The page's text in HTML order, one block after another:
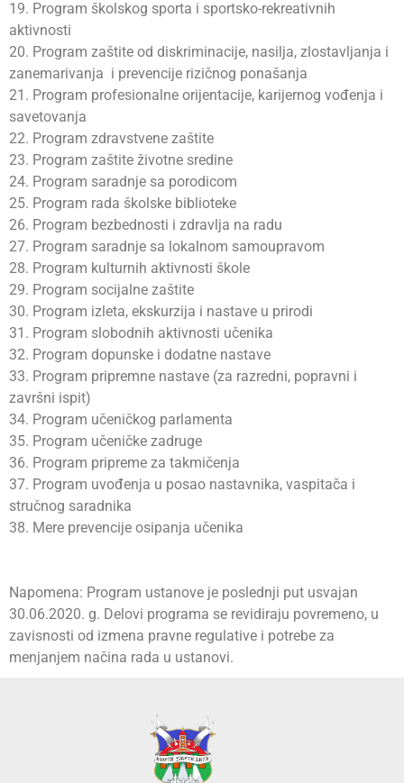
19. Program školskog sporta i sportsko-rekreativnih
aktivnosti
20. Program zaštite od diskriminacije, nasilja, zlostavljanja i
zanemarivanja i prevencije rizičnog ponašanja
21. Program profesionalne orijentacije, karijernog vođenja i
savetovanja
22. Program zdravstvene zaštite
23. Program zaštite životne sredine
24. Program saradnje sa porodicom
25. Program rada školske biblioteke
26. Program bezbednosti i zdravlja na radu
27. Program saradnje sa lokalnom samoupravom
28. Program kulturnih aktivnosti škole
29. Program socijalne zaštite
30. Program izleta, ekskurzija i nastave u prirodi
31. Program slobodnih aktivnosti učenika
32. Program dopunske i dodatne nastave
33. Program pripremne nastave (za razredni, popravni i
završni ispit)
34. Program učeničkog parlamenta
35. Program učeničke zadruge
36. Program pripreme za takmičenja
37. Program uvođenja u posao nastavnika, vaspitača i
stručnog saradnika
38. Mere prevencije osipanja učenika
Napomena: Program ustanove je poslednji put usvajan
30.06.2020. g. Delovi programa se revidiraju povremeno, u
zavisnosti od izmena pravne regulative i potrebe za
menjanjem načina rada u ustanovi.